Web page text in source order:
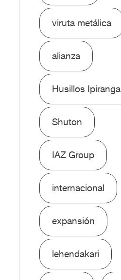
viruta metálica
alianza
Husillos Ipiranga
Shuton
IAZ Group
internacional
expansión
lehendakari